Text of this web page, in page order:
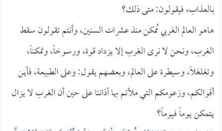
بالعذاب، فيقولون: متى ذلك؟
هاهو العالم الغربي مُمكن منذ عشرات السنين، وأنتم تقولون سقط
الغرب، ونحن لا نرى الغرب إلا يزداد قوة، ورسوخاً، وتمكناً،
وتغلغلاً، وسيطرة على العالم، وبعضهم يقول: وعلى الطبيعة، فأين
أقوالكم، وزعومكم التي ملأتم بها آذاننا على حين أن الغرب لا يزال
يتمكن يوماً فيوماً؟